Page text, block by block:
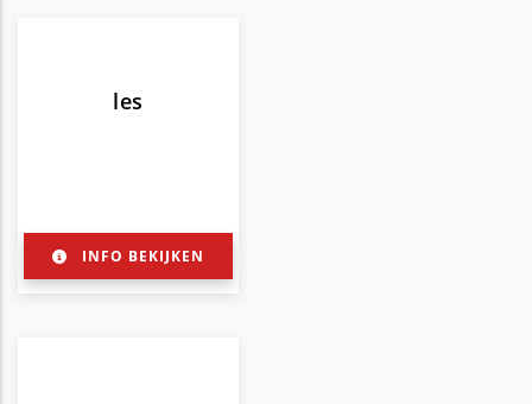
les
INFO BEKIJKEN